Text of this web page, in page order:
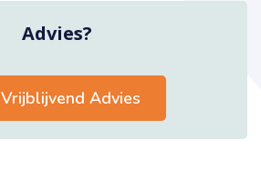
Advies?
Vrijblijvend Advies